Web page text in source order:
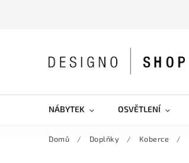
NÁBYTEK OSVĚTLENÍ
Domů / Doplňky / Koberce /